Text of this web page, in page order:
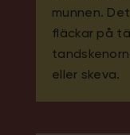
munnen.
fläckar på
eller skeva.